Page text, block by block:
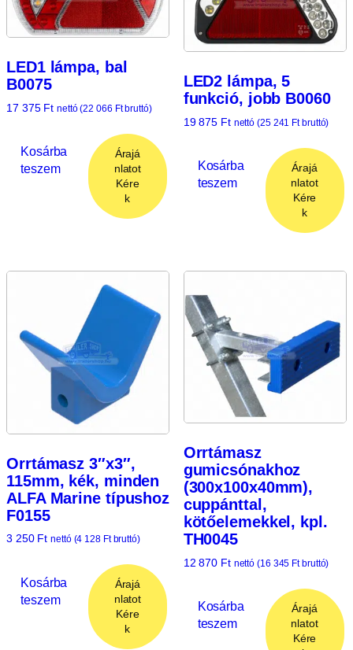
LED1 lámpa, bal
B0075
17 375 Ft nettó (22 066 Ftbruttó)
Kosárba
teszem
Árajá
nlatot
Kére
k
LED2 lámpa, 5
funkció, jobb B0060
19 875 Ft nettó (25 241 Ftbruttó)
Kosárba
teszem
Árajá
nlatot
Kére
k
Orrtámasz 3″x3″,
115mm, kék, minden
ALFA Marine típushoz
F0155
3 250 Ft nettó (4 128 Ftbruttó)
Kosárba
teszem
Árajá
nlatot
Kére
k
Orrtámasz
gumicsónakhoz
(300x100x40mm),
cuppánttal,
kötőelemekkel, kpl.
TH0045
12 870 Ft nettó (16 345 Ftbruttó)
Kosárba
teszem
Árajá
nlatot
Kére